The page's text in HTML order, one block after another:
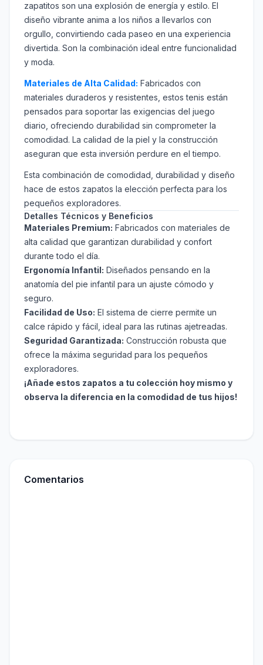
zapatitos son una explosión de energía y estilo. El
diseño vibrante anima a los niños a llevarlos con
orgullo, convirtiendo cada paseo en una experiencia
divertida. Son la combinación ideal entre funcionalidad
y moda.
Materiales de Alta Calidad: Fabricados con
materiales duraderos y resistentes, estos tenis están
pensados para soportar las exigencias del juego
diario, ofreciendo durabilidad sin comprometer la
comodidad. La calidad de la piel y la construcción
aseguran que esta inversión perdure en el tiempo.
Esta combinación de comodidad, durabilidad y diseño
hace de estos zapatos la elección perfecta para los
pequeños exploradores.
Detalles Técnicos y Beneficios
Materiales Premium: Fabricados con materiales de
alta calidad que garantizan durabilidad y confort
durante todo el día.
Ergonomía Infantil: Diseñados pensando en la
anatomía del pie infantil para un ajuste cómodo y
seguro.
Facilidad de Uso: El sistema de cierre permite un
calce rápido y fácil, ideal para las rutinas ajetreadas.
Seguridad Garantizada: Construcción robusta que
ofrece la máxima seguridad para los pequeños
exploradores.
¡Añade estos zapatos a tu colección hoy mismo y
observa la diferencia en la comodidad de tus hijos!
Comentarios